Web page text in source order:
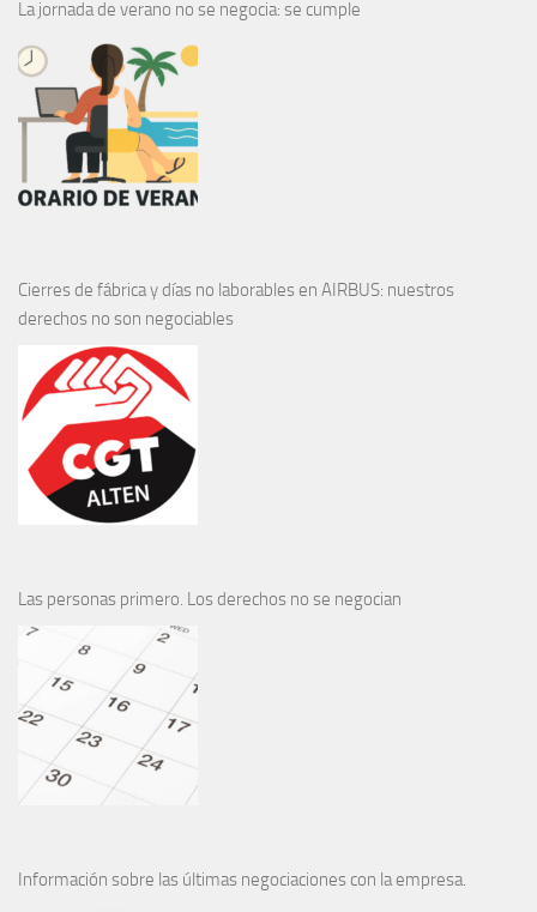
La jornada de verano no se negocia: se cumple
Cierres de fábrica y días no laborables en AIRBUS: nuestros
derechos no son negociables
Las personas primero. Los derechos no se negocian
Información sobre las últimas negociaciones con la empresa.